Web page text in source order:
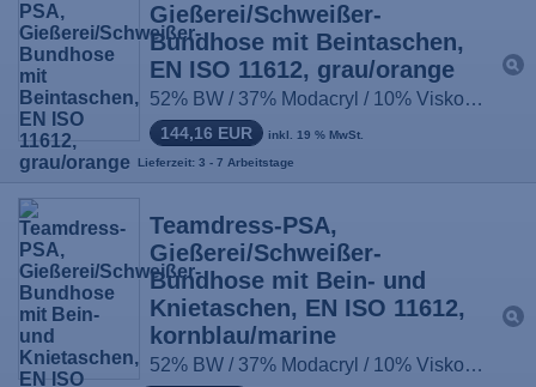
Gießerei/Schweißer-
Bundhose mit Beintaschen,
EN ISO 11612, grau/orange
52% BW / 37% Modacryl / 10% Viskose / 1% antist. Fasern, ca. 430g/m², Größe: 44-66, 90-114, 22-33
144,16 EUR inkl. 19 % MwSt.
Lieferzeit: 3 - 7 Arbeitstage
Teamdress-PSA,
Gießerei/Schweißer-
Bundhose mit Bein- und
Knietaschen, EN ISO 11612,
kornblau/marine
52% BW / 37% Modacryl / 10% Viskose / 1% antist. Fasern, ca. 430g/m², Größe: 44-66, 90-114, 22-33